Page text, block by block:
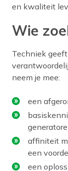
en kwaliteit
Wie
Techniek geeft
neem je mee:
een
affiniteit
een
een